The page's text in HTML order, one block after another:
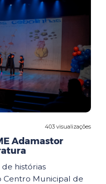
403 visualizações
Adamastor
histórias
Municipal de